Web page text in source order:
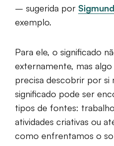
– sugerida por
exemplo.
Para ele, o significado
externamente, mas algo
precisa descobrir por si
significado pode ser
tipos de fontes:
atividades criativas ou
como enfrentamos o